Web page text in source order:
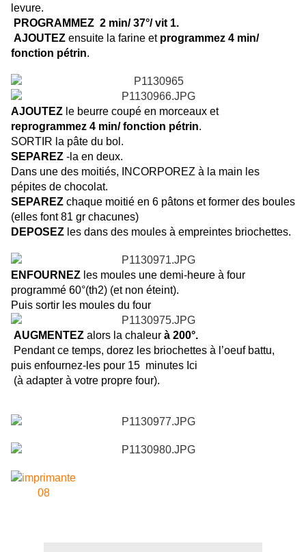
levure.
PROGRAMMEZ 2 min/ 37°/ vit 1.
AJOUTEZ ensuite la farine et programmez 4 min/
fonction pétrin.
AJOUTEZ le beurre coupé en morceaux et
reprogrammez 4 min/ fonction pétrin.
SORTIR la pâte du bol.
SEPAREZ -la en deux.
Dans une des moitiés, INCORPOREZ à la main les
pépites de chocolat.
SEPAREZ chaque moitié en 6 pâtons et former des boules
(elles font 81 gr chacunes)
DEPOSEZ les dans des moules à empreintes briochettes.
ENFOURNEZ les moules une demi-heure à four
programmé 60°(th2) (et non éteint).
Puis sortir les moules du four
AUGMENTEZ alors la chaleur à 200°.
Pendant ce temps, dorez les briochettes à l’oeuf battu,
puis enfournez-les pour 15 minutes Ici
(à adapter à votre propre four).